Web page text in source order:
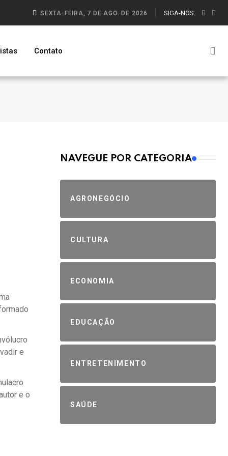
SEXTA-FEIRA, 7 DE AGO. DE 2026 SIGA-NOS:
Contato
e
e o
MAIS VISTOS
NAVEGUE POR CATEGORIA
AGRONEGÓCIO
CULTURA
ECONOMIA
EDUCAÇÃO
ENTRETENIMENTO
SAÚDE